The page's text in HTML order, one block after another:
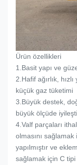
Ürün özellikleri
1. Basit yapı ve
2. Hafif ağırlık,
küçük gaz tüketimi
3. Büyük destek,
büyük ölçüde
4. Valf parçaları
olmasını
yapılmıştır ve
sağlamak için C tipi